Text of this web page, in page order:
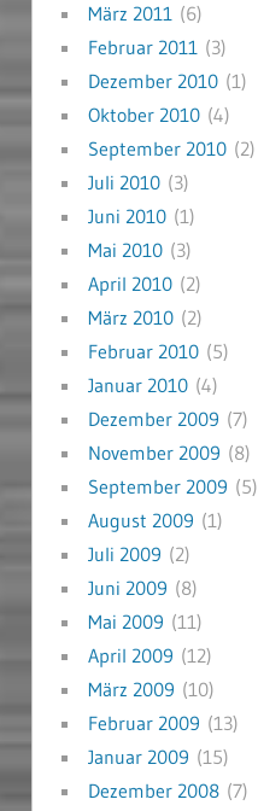
März 2011(6)
Februar 2011(3)
Dezember 2010(1)
Oktober 2010(4)
September 2010(2)
Juli 2010(3)
Juni 2010(1)
Mai 2010(3)
April 2010(2)
März 2010(2)
Februar 2010(5)
Januar 2010(4)
Dezember 2009 (7)
November 2009 (8)
September 2009 (5)
August 2009 (1)
Juli 2009 (2)
Juni 2009 (8)
Mai 2009 (11)
April 2009 (12)
März 2009 (10)
Februar 2009 (13)
Januar 2009 (15)
Dezember 2008(7)